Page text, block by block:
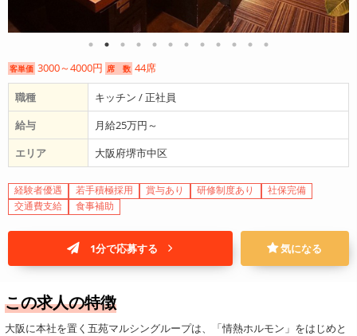
客単価 3000～4000円 席 数 44席
職種
キッチン / 正社員
給与
月給25万円～
エリア
大阪府堺市中区
経験者優遇 若手積極採用 賞与あり 研修制度あり
社保完備
交通費支給
食事補助
1分で応募する 気になる
この求人の特徴
大阪に本社を置く五苑マルシングループは、「情熱ホルモン」をはじめと